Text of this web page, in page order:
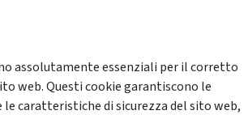
assolutamente essenziali per il corretto
web. Questi cookie garantiscono le
le caratteristiche di sicurezza del sito web,